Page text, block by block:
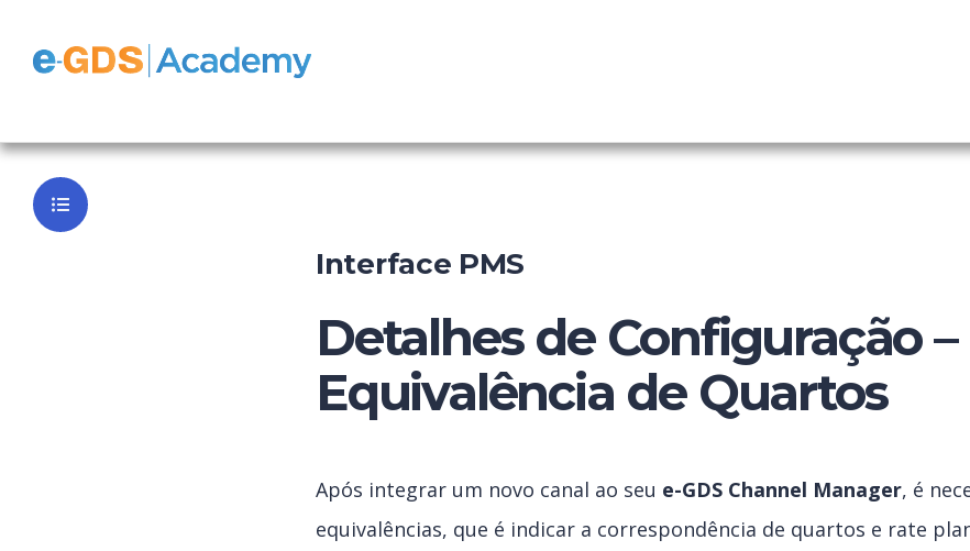
Interface PMS
Detalhes de Configuração –
Equivalência de Quartos
Após integrar um novo canal ao seu e-GDS Channel Manager, é
equivalências, que é indicar a correspondência de quartos e rate